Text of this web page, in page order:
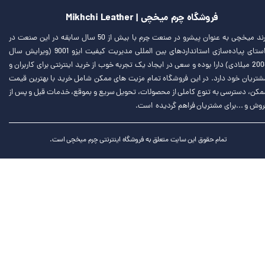
فروشگاه چرم میخچی | Mikhchi Leather
برند میخچی به عنوان پیشرو در صنعت چرم با بیش از 50 سال سابقه در این صنعت در
راستای پیاده‌سازی استانداردهای بین المللی مدیریت کیفیت ایزو 9001 (ویرایش سال
2008 میلادی) دارا بوده و سعی در ایجاد یک تجربه خوب از خرید اینترنتی برای کاربران و
خود دارد. در این فروشگاه تمام مزیت های ممکن شامل خرید با بهترین قیمت
دسترسی به تنوع کاملی از محصولات، تحویل سریع و بموقع، خدمات قبل و پس از
و ...برای مشتریان فراهم گردیده است.
تمام حقوق این سایت متعلق به فروشگاه اینترنتی چرم میخچی است.